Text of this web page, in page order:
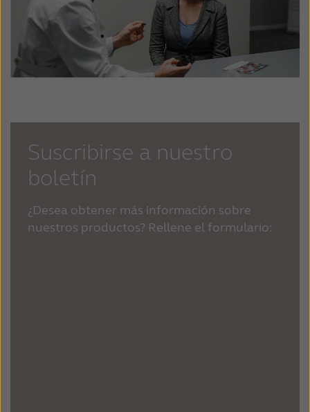
Suscribirse a nuestro
boletín
¿Desea obtener más información sobre
nuestros productos? Rellene el formulario: